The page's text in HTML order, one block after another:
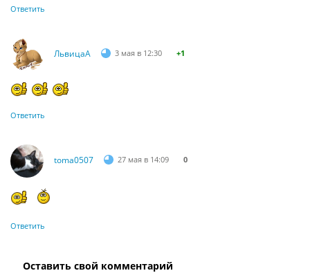
Ответить
ЛьвицаА 3 мая в 12:30 +1
Ответить
toma0507 27 мая в 14:09 0
Ответить
Оставить свой комментарий